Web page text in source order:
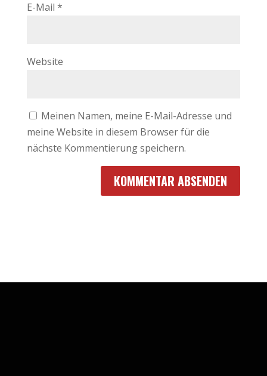
E-Mail *
Website
Meinen Namen, meine E-Mail-Adresse und
meine Website in diesem Browser für die
nächste Kommentierung speichern.